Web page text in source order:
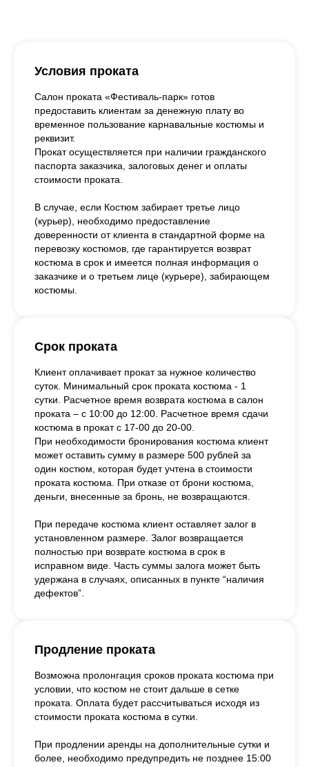
Условия проката
Салон проката «Фестиваль-парк» готов
предоставить клиентам за денежную плату во
временное пользование карнавальные костюмы и
реквизит.
Прокат осуществляется при наличии гражданского
паспорта заказчика, залоговых денег и оплаты
стоимости проката.
В случае, если Костюм забирает третье лицо
(курьер), необходимо предоставление
доверенности от клиента в стандартной форме на
перевозку костюмов, где гарантируется возврат
костюма в срок и имеется полная информация о
заказчике и о третьем лице (курьере), забирающем
костюмы.
Срок проката
Клиент оплачивает прокат за нужное количество
суток. Минимальный срок проката костюма - 1
сутки. Расчетное время возврата костюма в салон
проката – с 10:00 до 12:00. Расчетное время сдачи
костюма в прокат с 17-00 до 20-00.
При необходимости бронирования костюма клиент
может оставить сумму в размере 500 рублей за
один костюм, которая будет учтена в стоимости
проката костюма. При отказе от брони костюма,
деньги, внесенные за бронь, не возвращаются.
При передаче костюма клиент оставляет залог в
установленном размере. Залог возвращается
полностью при возврате костюма в срок в
исправном виде. Часть суммы залога может быть
удержана в случаях, описанных в пункте “наличия
дефектов”.
Продление проката
Возможна пролонгация сроков проката костюма при
условии, что костюм не стоит дальше в сетке
проката. Оплата будет рассчитываться исходя из
стоимости проката костюма в сутки.
При продлении аренды на дополнительные сутки и
более, необходимо предупредить не позднее 15:00